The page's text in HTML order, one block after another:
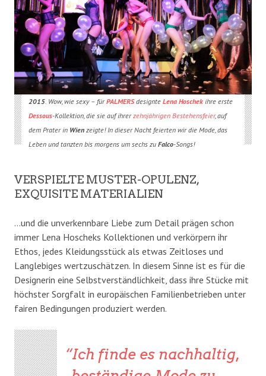
2015. Wow, wie sexy – fürPALMERSdesignte Lena Hoschekihre erste
Dessous-Kollektion, die sie auf ihrerzehnjährigen Bestehensfeier, auf
dem Prater in Wienzeigte! In dieser Nacht feierten wir die Mode, das
Leben und tanzten bis morgens um sechs zu Falco-Songs!
VERSPIELTE MUSTER-OPULENZ,
EXQUISITE MATERIALIEN
…und die unverkennbare Liebe zum Detail prägen schon
immer Lena Hoscheks Kollektionen und verkörpern ihr
Ethos, jedes Kleidungsstück als etwas Zeitloses und
Langlebiges wertzuschätzen. In diesem Sinne ist es für die
Designerin eine Selbstverständlichkeit, dass ihre Stücke mit
höchster Sorgfalt in europäischen Familienbetrieben unter
fairen Bedingungen produziert werden.
Ich finde es nachhaltig,